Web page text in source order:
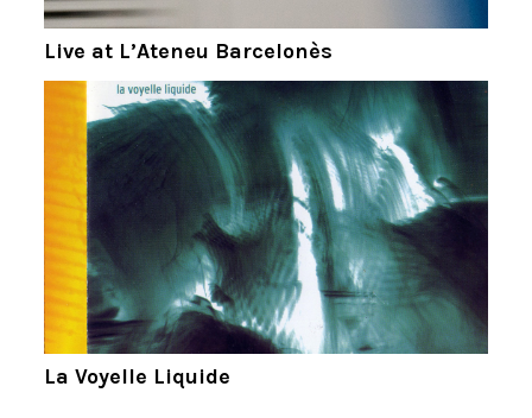
Live at L’Ateneu Barcelonès
La Voyelle Liquide